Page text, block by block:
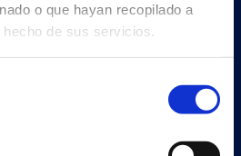
o que hayan recopilado a
de sus servicios.